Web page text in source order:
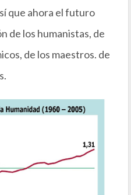
que ahora el futuro
de los humanistas, de
de los maestros. de